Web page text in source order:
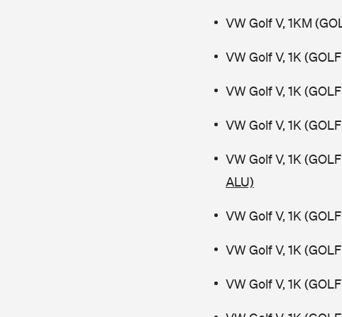
VW Golf V, 1KM
VW Golf V, 1K
VW Golf V, 1K
VW Golf V, 1K
VW Golf V, 1K
ALU)
VW Golf V, 1K
VW Golf V, 1K
VW Golf V, 1K